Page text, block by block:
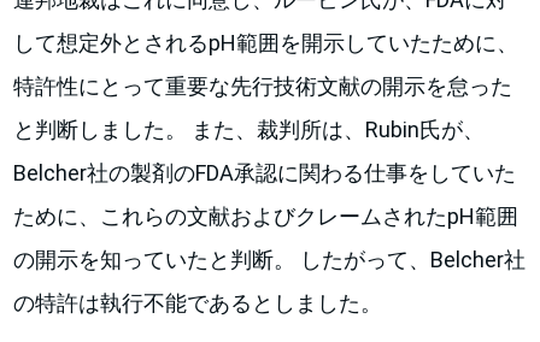
して想定外とされるpH範囲を開示していたために、
特許性にとって重要な先行技術文献の開示を怠った
と判断しました。 また、裁判所は、Rubin氏が、
Belcher社の製剤のFDA承認に関わる仕事をしていた
ために、これらの文献およびクレームされたpH範囲
の開示を知っていたと判断。 したがって、Belcher社
の特許は執行不能であるとしました。